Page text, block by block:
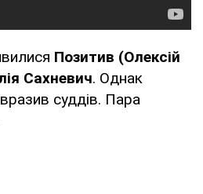
Позитив (Олексій
Сахневич. Однак
суддів. Пара